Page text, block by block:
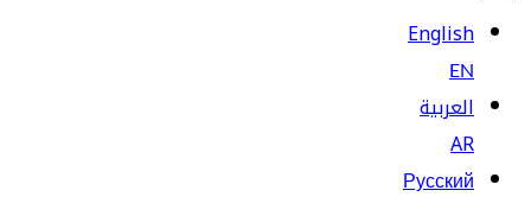
English
EN
العربية
AR
Русский